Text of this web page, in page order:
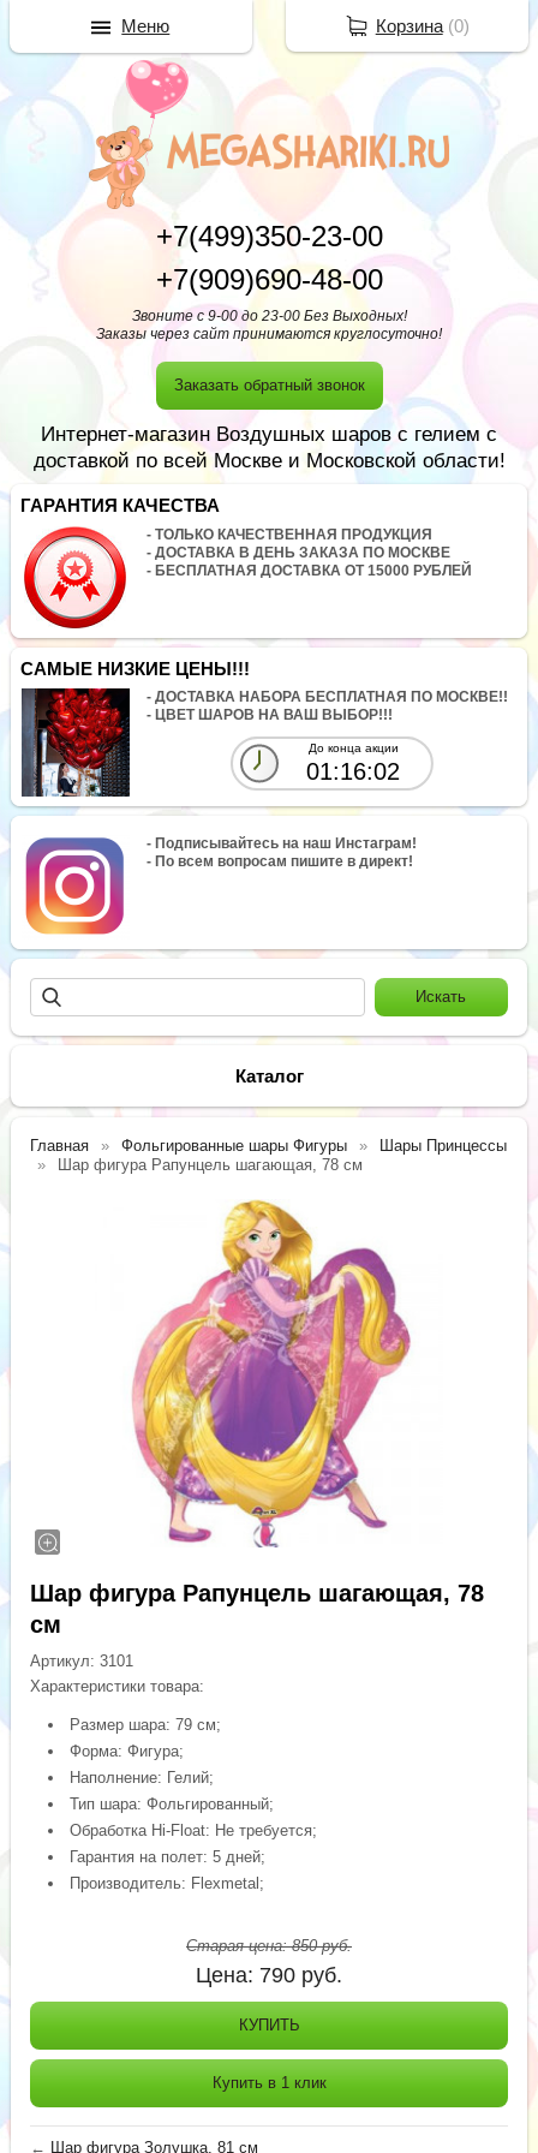
+7(499)350-23-00
+7(909)690-48-00
Звоните с 9-00 до 23-00 Без Выходных!
Заказы через сайт принимаются круглосуточно!
Заказать обратный звонок
Интернет-магазин Воздушных шаров с гелием с
доставкой по всей Москве и Московской области!
ГАРАНТИЯ КАЧЕСТВА
- ТОЛЬКО КАЧЕСТВЕННАЯ ПРОДУКЦИЯ
- ДОСТАВКА В ДЕНЬ ЗАКАЗА ПО МОСКВЕ
- БЕСПЛАТНАЯ ДОСТАВКА ОТ 15000 РУБЛЕЙ
САМЫЕ НИЗКИЕ ЦЕНЫ!!!
- ДОСТАВКА НАБОРА БЕСПЛАТНАЯ ПО МОСКВЕ!!
- ЦВЕТ ШАРОВ НА ВАШ ВЫБОР!!!
До конца акции
01:16:02
- Подписывайтесь на наш Инстаграм!
- По всем вопросам пишите в директ!
Каталог
Главная Фольгированные шары Фигуры
Шары Принцессы
Шар фигура Рапунцель шагающая, 78 см
Шар фигура Рапунцель шагающая, 78
см
Артикул:3101
Характеристики товара:
Размер шара: 79 см;
Форма: Фигура;
Наполнение: Гелий;
Тип шара: Фольгированный;
Обработка Hi-Float: Не требуется;
Гарантия на полет: 5 дней;
Производитель: Flexmetal;
Старая цена:850руб.
Цена: 790 руб.
КУПИТЬ
Купить в 1 клик
← Шар фигура Золушка, 81 см
Корзина(0)
Меню